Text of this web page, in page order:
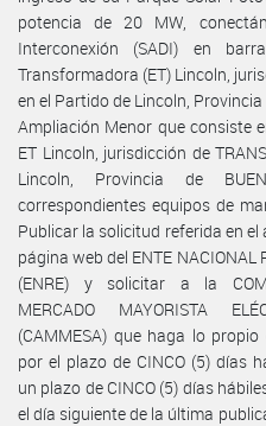
potencia de 20 MW,
Interconexión (SADI) en
Transformadora (ET) Lincoln,
en el Partido de Lincoln, Provincia
Ampliación Menor que consiste
ET Lincoln, jurisdicción de
Lincoln, Provincia de
correspondientes equipos de
Publicar la solicitud referida en el
página web del ENTE NACIONAL
(ENRE) y solicitar a la
MERCADO MAYORISTA
(CAMMESA) que haga lo
por el plazo de CINCO (5) días
un plazo de CINCO (5) días
el día siguiente de la última